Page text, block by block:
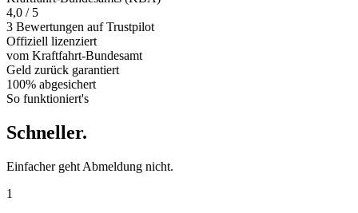
4,0 / 5
3 Bewertungen auf Trustpilot
Offiziell lizenziert
vom Kraftfahrt-Bundesamt
Geld zurück garantiert
100% abgesichert
So funktioniert's
Schneller.
Einfacher geht Abmeldung nicht.
1